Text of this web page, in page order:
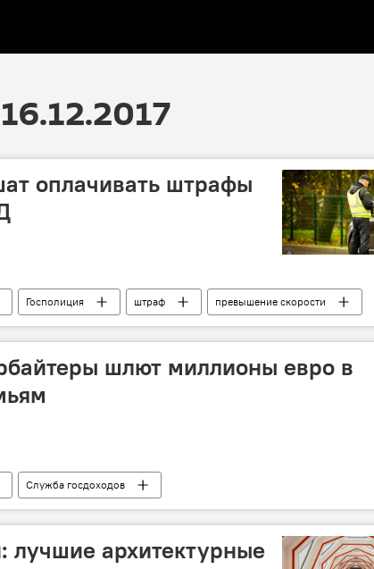
оплачивать штрафы
Госполиция штраф
превышение скорости
шлют миллионы евро в
Служба госдоходов
гастарбайтеры
денежные переводы
лучшие архитектурные